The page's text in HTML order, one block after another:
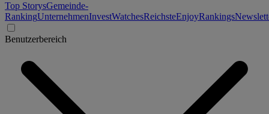
Top StorysGemeinde-
RankingUnternehmenInvestWatchesReichsteEnjoyRankings
Benutzerbereich